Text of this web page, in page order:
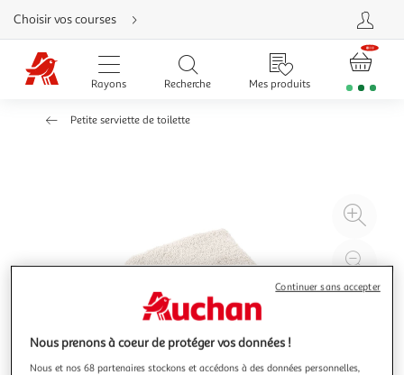
Aller
directement
au
contenu
Aller
directement
Aller
Choisir vos courses
Rayons Recherche Mes produits
Petite serviette de toilette
à
Nous prenons à coeur de protéger vos données !
Nous et nos 68 partenaires stockons et accédons à des données personnelles,
Continuer sans accepter